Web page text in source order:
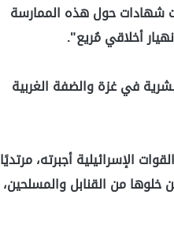
شهادات حول هذه الممارسة
أخلاقي مُريع".
كدروع بشرية في غزة والضفة الغربية
برس، إن القوات الإسرائيلية أجبرته، مرتديًا
من القنابل والمسلحين،